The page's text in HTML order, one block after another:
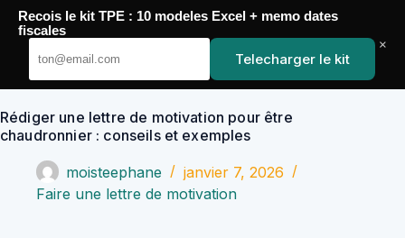
Passer
contenu
YoupiJobs
Rédiger une lettre de motivation pour être
chaudronnier : conseils et exemples
moisteephane
janvier 7, 2026
Faire une lettre de motivation
Recois le kit TPE : 10 modeles Excel + memo dates
fiscales
Telecharger le kit
×